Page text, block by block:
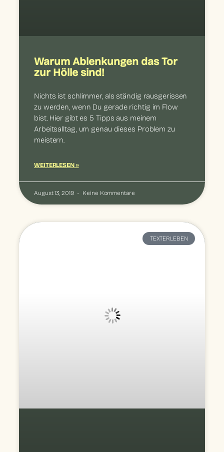
Warum Ablenkungen das Tor
zur Hölle sind!
Nichts ist schlimmer, als ständig rausgerissen
zu werden, wenn Du gerade richtig im Flow
bist. Hier gibt es 5 Tipps aus meinem
Arbeitsalltag, um genau dieses Problem zu
meistern.
WEITERLESEN »
August 13, 2019 Keine Kommentare
TEXTERLEBEN